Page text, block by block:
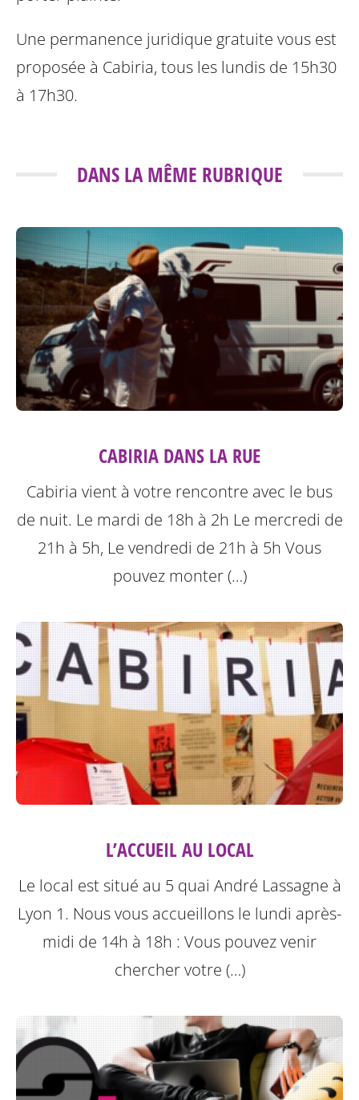
Une permanence juridique gratuite vous est
proposée à Cabiria, tous les lundis de 15h30
à 17h30.
DANS LA MÊME RUBRIQUE
CABIRIA DANS LA RUE
Cabiria vient à votre rencontre avec le bus
de nuit. Le mardi de 18h à 2h Le mercredi de
21h à 5h, Le vendredi de 21h à 5h Vous
pouvez monter (…)
L’ACCUEIL AU LOCAL
Le local est situé au 5 quai André Lassagne à
Lyon 1. Nous vous accueillons le lundi après-
midi de 14h à 18h : Vous pouvez venir
chercher votre (…)